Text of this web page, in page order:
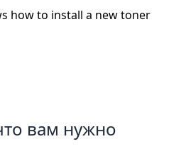
how to install a new toner
вам нужно